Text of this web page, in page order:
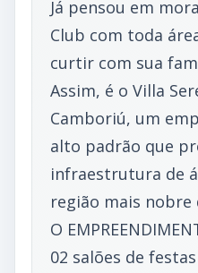
Já pensou em
Club com toda
curtir com sua
Assim, é o Villa
Camboriú, um
alto padrão que
infraestrutura de
região mais nobre
O
02 salões de